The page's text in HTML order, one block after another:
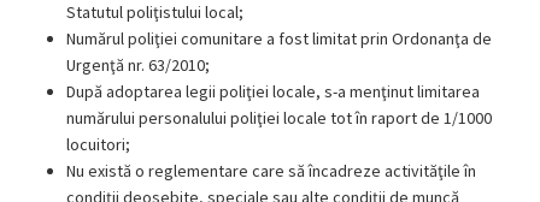
Statutul poliţistului local;
Numărul poliţiei comunitare a fost limitat prin Ordonanţa de
Urgenţă nr. 63/2010;
După adoptarea legii poliţiei locale, s-a menţinut limitarea
numărului personalului poliţiei locale tot în raport de 1/1000
locuitori;
Nu există o reglementare care să încadreze activităţile în
condiţii deosebite, speciale sau alte condiţii de muncă